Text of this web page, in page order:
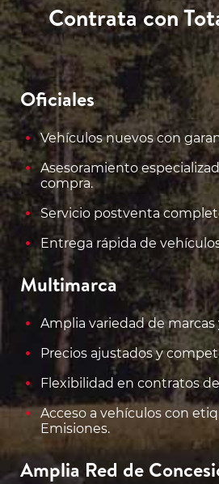
Contrata con
Oficiales
Vehículos nuevos con
Asesoramiento
compra.
Servicio postventa
Entrega rápida de
Multimarca
Amplia variedad de marcas
Precios ajustados y
Flexibilidad en contratos
Acceso a vehículos con
Emisiones.
Amplia Red de